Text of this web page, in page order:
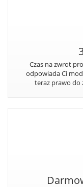
Czas na zwrot
odpowiada Ci
teraz prawo do